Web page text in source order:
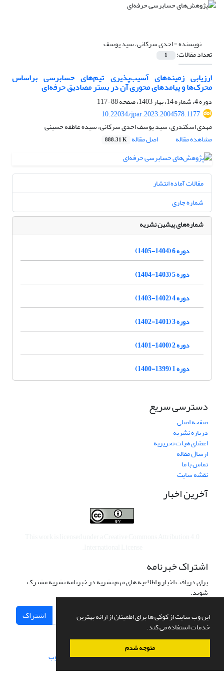
این وب سایت از کوکی ها برای اطمینان از ارائه بهترین
خدمات استفاده می کند.
متوجه شدم
نویسنده =احدی سرکانی، سید یوسف
تعداد مقالات: 1
ارزیابی زمینه‌های آسیب‌پذیری تیم‌های حسابرسی براساس
محرک‌ها و پیامدهای محوری آن در بستر مصادیق حرفه‌ای
دوره 4، شماره 14، بهار 1403، صفحه
88-117
10.22034/jpar.2023.2004578.1177
مهدی اسکندری، سید یوسف احدی سرکانی، سیده عاطفه حسینی
مشاهده مقاله
اصل مقاله 888.31 K
مقالات آماده انتشار
شماره جاری
شماره‌های پیشین نشریه
دوره 6 (1404-1405)
دوره 5 (1403-1404)
دوره 4 (1402-1403)
دوره 3 (1401-1402)
دوره 2 (1400-1401)
دوره 1 (1399-1400)
دسترسی سریع
صفحه اصلی
درباره نشریه
اعضای هیات تحریریه
ارسال مقاله
تماس با ما
نقشه سایت
آخرین اخبار
اشتراک خبرنامه
برای دریافت اخبار و اطلاعیه های مهم نشریه در خبرنامه نشریه مشترک
شوید.
اشتراک
سامانه مدیریت نشریات علمی.طراحی و پیاده سازی از سیناوب